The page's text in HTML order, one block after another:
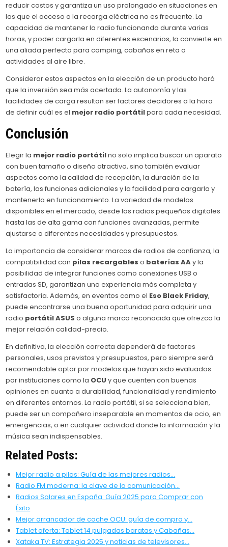
reducir costos y garantiza un uso prolongado en situaciones en
las que el acceso a la recarga eléctrica no es frecuente. La
capacidad de mantener la radio funcionando durante varias
horas, y poder cargarla en diferentes escenarios, la convierte en
una aliada perfecta para camping, cabañas en reta o
actividades al aire libre.
Considerar estos aspectos en la elección de un producto hará
que la inversión sea más acertada. La autonomía y las
facilidades de carga resultan ser factores decidores a la hora
de definir cuál es el mejor radio portátilpara cada necesidad.
Conclusión
Elegir la mejor radio portátilno solo implica buscar un aparato
con buen tamaño o diseño atractivo, sino también evaluar
aspectos como la calidad de recepción, la duración de la
batería, las funciones adicionales y la facilidad para cargarla y
mantenerla en funcionamiento. La variedad de modelos
disponibles en el mercado, desde las radios pequeñas digitales
hasta las de alta gama con funciones avanzadas, permite
ajustarse a diferentes necesidades y presupuestos.
La importancia de considerar marcas de radios de confianza, la
compatibilidad con pilas recargables o baterías AAy la
posibilidad de integrar funciones como conexiones USB o
entradas SD, garantizan una experiencia más completa y
satisfactoria. Además, en eventos como el Eso Black Friday,
puede encontrarse una buena oportunidad para adquirir una
radio portátil ASUS o alguna marca reconocida que ofrezca la
mejor relación calidad-precio.
En definitiva, la elección correcta dependerá de factores
personales, usos previstos y presupuestos, pero siempre será
recomendable optar por modelos que hayan sido evaluados
por instituciones como la OCU y que cuenten con buenas
opiniones en cuanto a durabilidad, funcionalidad y rendimiento
en diferentes entornos. La radio portátil, si se selecciona bien,
puede ser un compañero inseparable en momentos de ocio, en
emergencias, o en cualquier actividad donde la información y la
música sean indispensables.
Related Posts:
Mejor radio a pilas: Guía de las mejores radios…
Radio FM moderna: la clave de la comunicación…
Radios Solares en España: Guía 2025 para Comprar con
Éxito
Mejor arrancador de coche OCU: guía de compra y…
Tablet oferta: Tablet 14 pulgadas baratas y Cabañas…
Xataka TV: Estrategia 2025 y noticias de televisores…